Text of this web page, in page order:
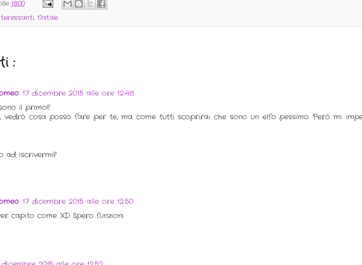
18:00
, Natale
:
17 dicembre 2015 alle ore 12:48
il primo?
vedrò cosa posso fare per te, ma come tutti scoprirai che sono un elfo pessimo. Però mi
ad iscrivermi?
17 dicembre 2015 alle ore 12:50
capito come XD Spero funzioni